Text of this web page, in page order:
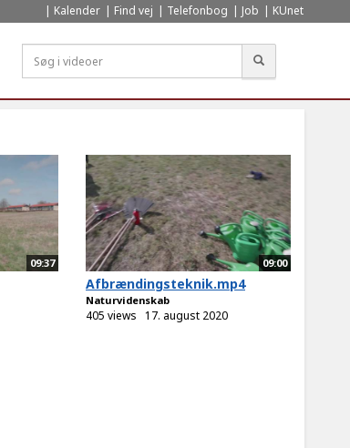
Kalender Find vej Telefonbog Job KUnet
09:37 09:00
Afbrændingsteknik.mp4
Naturvidenskab
405 views 17. august 2020